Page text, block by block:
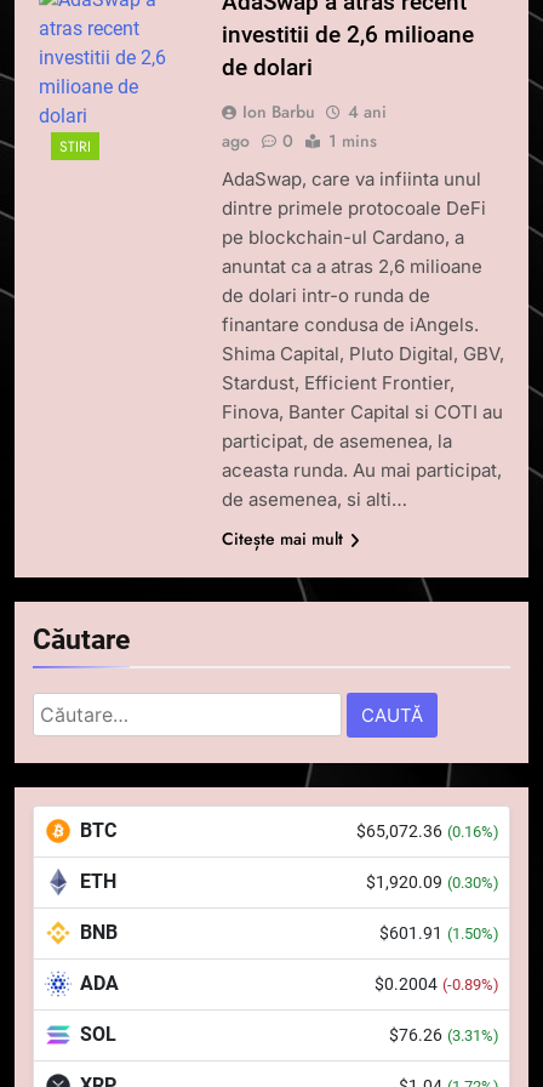
STIRI
investitii de 2,6 milioane
de dolari
Ion Barbu
4 ani
ago
0 1 mins
AdaSwap, care va infiinta unul
dintre primele protocoale DeFi
pe blockchain-ul Cardano, a
anuntat ca a atras 2,6 milioane
de dolari intr-o runda de
finantare condusa de iAngels.
Shima Capital, Pluto Digital, GBV,
Stardust, Efficient Frontier,
Finova, Banter Capital si COTI au
participat, de asemenea, la
aceasta runda. Au mai participat,
de asemenea, si alti…
Citește mai mult
Căutare
Caută
după:
BTC $65,072.36 (0.16%)
ETH $1,920.09 (0.30%)
BNB $601.91 (1.50%)
ADA $0.2004 (-0.89%)
SOL $76.26 (3.31%)
Squid a strâns 6 milioane de
dolari cu sprijinul Ripple, apoi a
pierdut jumătate din aceștia
într-un atac cibernetic în mai
6
Banii digitali și arhitectura
încrederii: O nouă viziune asupra
banilor în era digitală